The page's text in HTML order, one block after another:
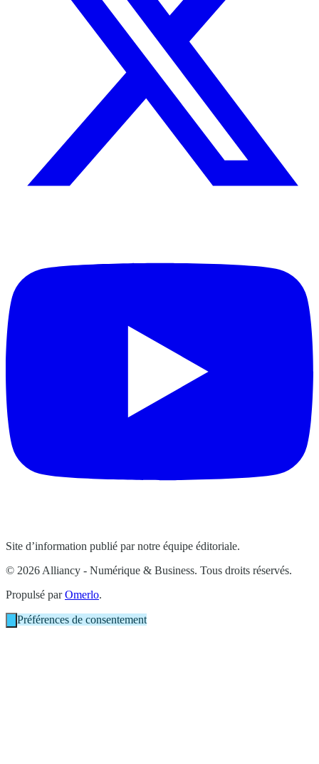
Site d’information publié par notre équipe éditoriale.
© 2026 Alliancy - Numérique & Business. Tous droits réservés.
Propulsé parOmerlo.
Préférences de consentement